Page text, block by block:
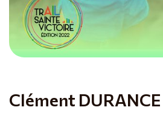
Clément DURANCE